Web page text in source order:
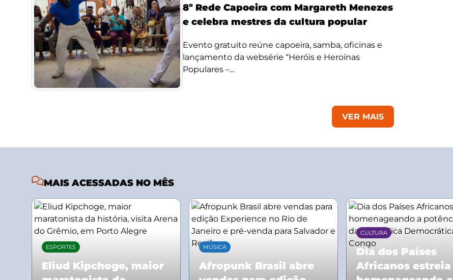
8º Rede Capoeira com Margareth Menezes
e celebra mestres da cultura popular
Evento gratuito reúne capoeira, samba, oficinas e
lançamento da websérie “Heróis e Heroínas
Populares –...
VER MAIS
MAIS ACESSADAS NO MÊS
ESPORTES
Eliud Kipchoge, maior
MÚSICA
Afropunk Brasil abre
CULTURA
Dia dos Países
Africanos estreia